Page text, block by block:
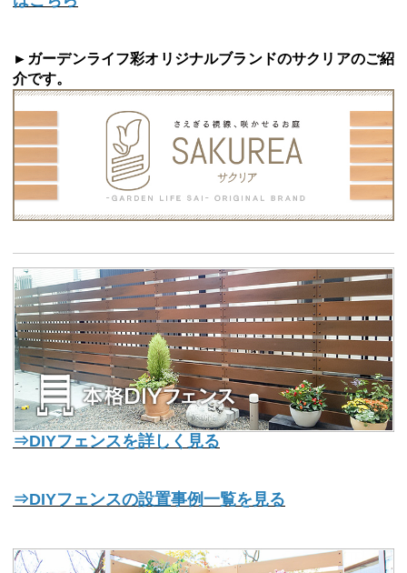
►ガーデンライフ彩オリジナルブランドのサクリアのご紹
介です。
⇒DIYフェンスを詳しく見る
⇒DIYフェンスの設置事例一覧を見る